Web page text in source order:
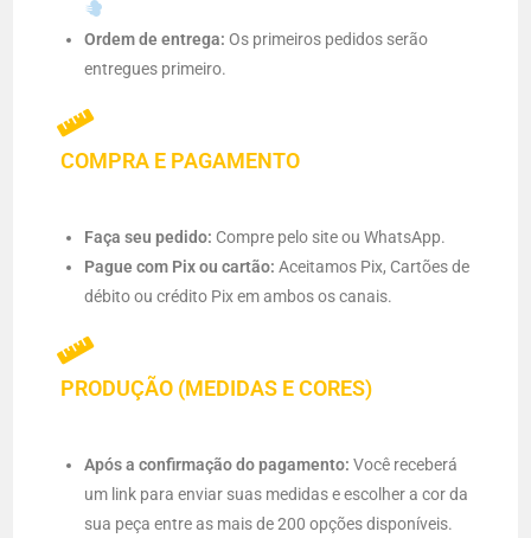
Ordem de entrega: Os primeiros pedidos serão
entregues primeiro.
COMPRA E PAGAMENTO
Faça seu pedido: Compre pelo site ou WhatsApp.
Pague com Pix ou cartão: Aceitamos Pix, Cartões de
débito ou crédito Pix em ambos os canais.
PRODUÇÃO (MEDIDAS E CORES)
Após a confirmação do pagamento: Você receberá
um link para enviar suas medidas e escolher a cor da
sua peça entre as mais de 200 opções disponíveis.